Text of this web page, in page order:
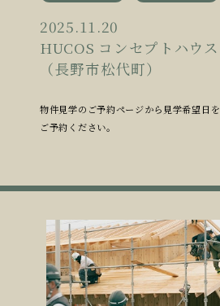
2025.11.20
HUCOS コンセプトハウス
（長野市松代町）
物件見学のご予約ページから見学希望日を
ご予約ください。